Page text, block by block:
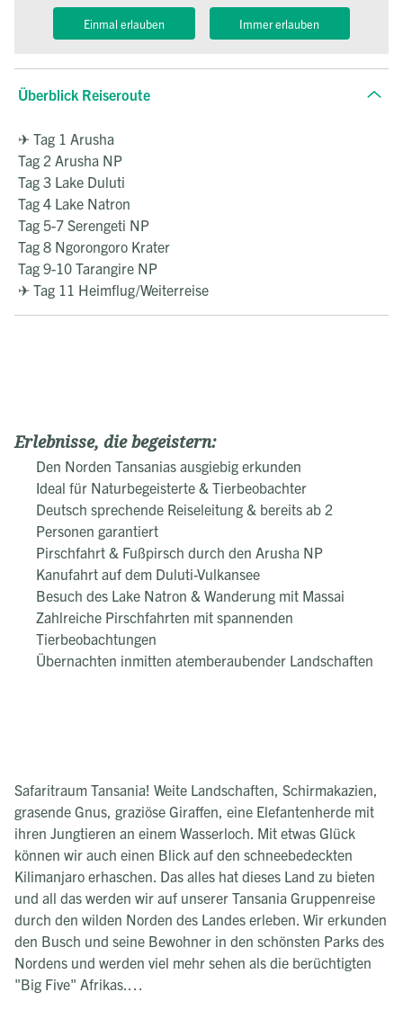
Einmal erlauben Immer erlauben
Überblick Reiseroute
✈ Tag 1 Arusha
Tag 2 Arusha NP
Tag 3 Lake Duluti
Tag 4 Lake Natron
Tag 5-7 Serengeti NP
Tag 8 Ngorongoro Krater
Tag 9-10 Tarangire NP
✈ Tag 11 Heimflug/Weiterreise
Erlebnisse, die begeistern:
Den Norden Tansanias ausgiebig erkunden
Ideal für Naturbegeisterte & Tierbeobachter
Deutsch sprechende Reiseleitung & bereits ab 2
Personen garantiert
Pirschfahrt & Fußpirsch durch den Arusha NP
Kanufahrt auf dem Duluti-Vulkansee
Besuch des Lake Natron & Wanderung mit Massai
Zahlreiche Pirschfahrten mit spannenden
Tierbeobachtungen
Übernachten inmitten atemberaubender Landschaften
Safaritraum Tansania! Weite Landschaften, Schirmakazien,
grasende Gnus, graziöse Giraffen, eine Elefantenherde mit
ihren Jungtieren an einem Wasserloch. Mit etwas Glück
können wir auch einen Blick auf den schneebedeckten
Kilimanjaro erhaschen. Das alles hat dieses Land zu bieten
und all das werden wir auf unserer Tansania Gruppenreise
durch den wilden Norden des Landes erleben. Wir erkunden
den Busch und seine Bewohner in den schönsten Parks des
Nordens und werden viel mehr sehen als die berüchtigten
"Big Five" Afrikas.